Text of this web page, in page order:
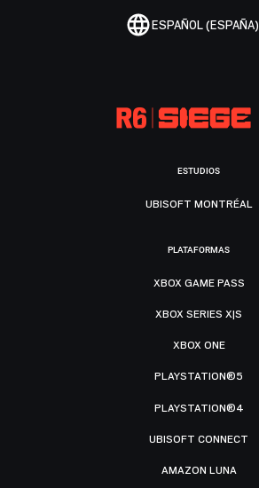
ESPAÑOL (ESPAÑA)
ESTUDIOS
UBISOFT MONTRÉAL
PLATAFORMAS
XBOX GAME PASS
XBOX SERIES X|S
XBOX ONE
PLAYSTATION®5
PLAYSTATION®4
UBISOFT CONNECT
AMAZON LUNA